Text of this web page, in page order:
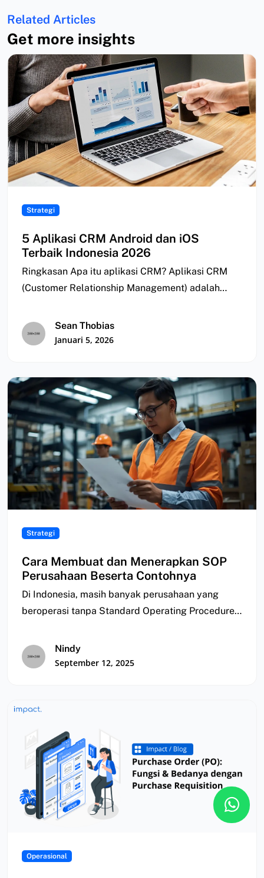
Related Articles
Get more insights
Strategi
5 Aplikasi CRM Android dan iOS
Terbaik Indonesia 2026
Ringkasan Apa itu aplikasi CRM? Aplikasi CRM
(Customer Relationship Management) adalah
Sean Thobias
Januari 5, 2026
Strategi
Cara Membuat dan Menerapkan SOP
Perusahaan Beserta Contohnya
Di Indonesia, masih banyak perusahaan yang
beroperasi tanpa Standard Operating Procedure
Nindy
September 12, 2025
Operasional